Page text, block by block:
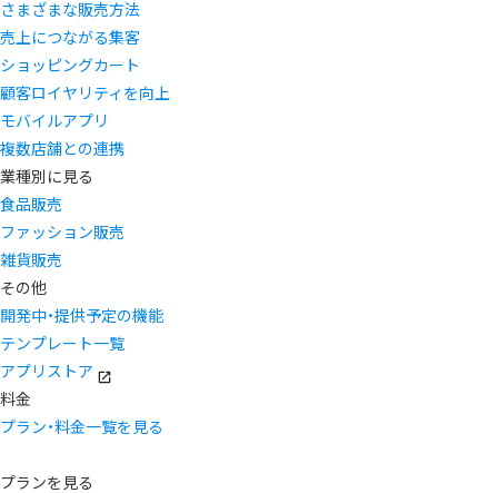
さまざまな販売方法
売上につながる集客
ショッピングカート
顧客ロイヤリティを向上
モバイルアプリ
複数店舗との連携
業種別に見る
食品販売
ファッション販売
雑貨販売
その他
開発中・提供予定の機能
テンプレート一覧
アプリストア
料金
プラン・料金一覧を見る
プランを見る